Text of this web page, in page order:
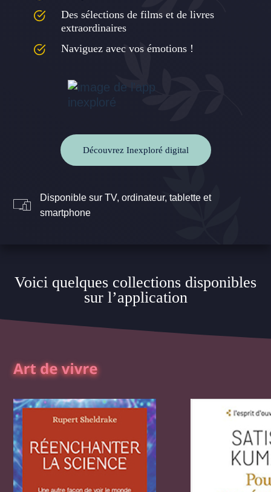
Des sélections de films et de livres
extraordinaires
Naviguez avec vos émotions !
Découvrez Inexploré digital
Disponible sur TV, ordinateur, tablette et
smartphone
Voici quelques collections disponibles
sur l’application